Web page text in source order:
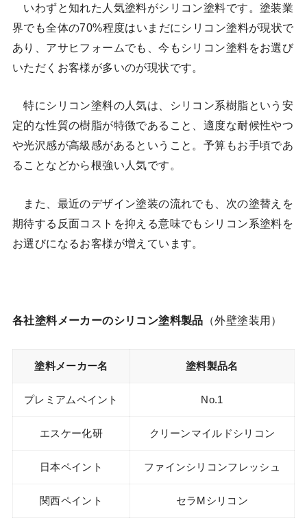
いわずと知れた人気塗料がシリコン塗料です。塗装業
界でも全体の70%程度はいまだにシリコン塗料が現状で
あり、アサヒフォームでも、今もシリコン塗料をお選び
いただくお客様が多いのが現状です。
特にシリコン塗料の人気は、シリコン系樹脂という安
定的な性質の樹脂が特徴であること、適度な耐候性やつ
や光沢感が高級感があるということ。予算もお手頃であ
ることなどから根強い人気です。
また、最近のデザイン塗装の流れでも、次の塗替えを
期待する反面コストを抑える意味でもシリコン系塗料を
お選びになるお客様が増えています。
各社塗料メーカーのシリコン塗料製品 （外壁塗装用）
塗料メーカー名 塗料製品名
プレミアムペイント No.1
エスケー化研 クリーンマイルドシリコン
日本ペイント ファインシリコンフレッシュ
関西ペイント セラMシリコン